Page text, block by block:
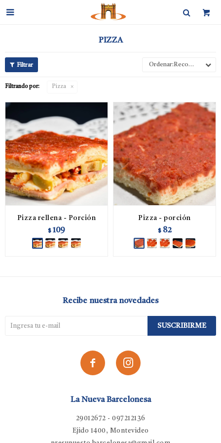

PIZZA
Recomendados
Filtrando por: Pizza
Pizza rellena - Porción
$ 109
Pizza - porción
$ 82
La Nueva Barcelonesa
29012672 - 097212136
Ejido 1400, Montevideo
Recibe nuestra novedades
SUSCRIBIRME
 